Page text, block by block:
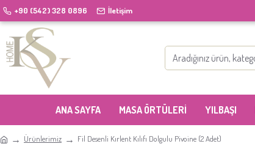
+90 (542) 328 0896 İletişim
ANA SAYFA MASA ÖRTÜLERI YILBAŞI
Ürünlerimiz Fil Desenli Kırlent Kılıfı Dolgulu Pivoine (2 Adet)